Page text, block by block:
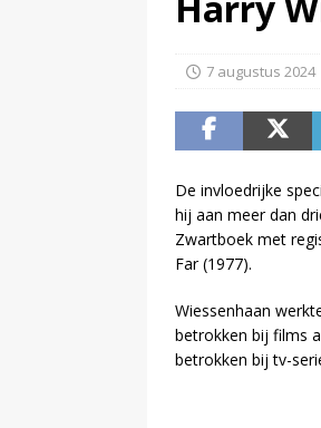
(
7 augustus 2024
De invloedrijke
hij aan meer dan
Zwartboek met
Far (1977).
Wiessenhaan
betrokken bij films
betrokken bij tv-